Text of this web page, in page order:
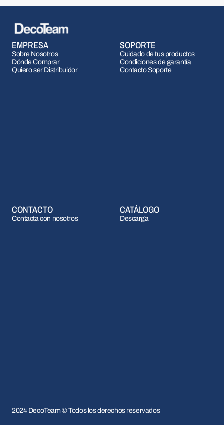
EMPRESA
Sobre Nosotros
Dónde Comprar
Quiero ser Distribuidor
SOPORTE
Cuidado de tus productos
Condiciones de garantía
Contacto Soporte
CONTACTO
Contacta con nosotros
CATÁLOGO
Descarga
2024 DecoTeam © Todos los derechos reservados